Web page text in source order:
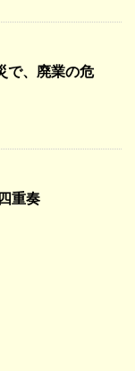
で、廃業の危
重奏